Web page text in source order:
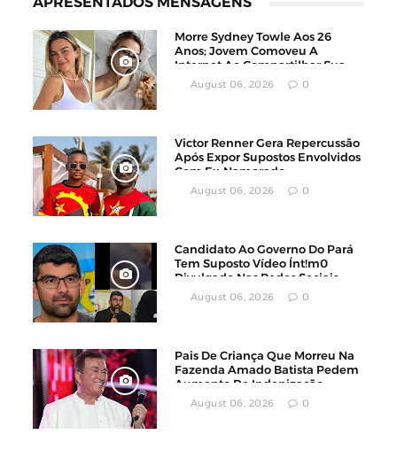
Morre Sydney Towle Aos 26
Anos; Jovem Comoveu A
Internet Ao Compartilhar Sua
Luta Contra O Câncer
August 06, 2026 0
Victor Renner Gera Repercussão
Após Expor Supostos Envolvidos
Com Ex-Namorado
August 06, 2026 0
Candidato Ao Governo Do Pará
Tem Suposto Vídeo Ínt!m0
Divulgado Nas Redes Sociais
August 06, 2026 0
Pais De Criança Que Morreu Na
Fazenda Amado Batista Pedem
Aumento De Indenização
August 06, 2026 0